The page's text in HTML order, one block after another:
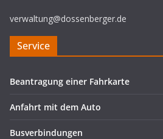
verwaltung@dossenberger.de
Service
Beantragung einer Fahrkarte
Anfahrt mit dem Auto
Busverbindungen